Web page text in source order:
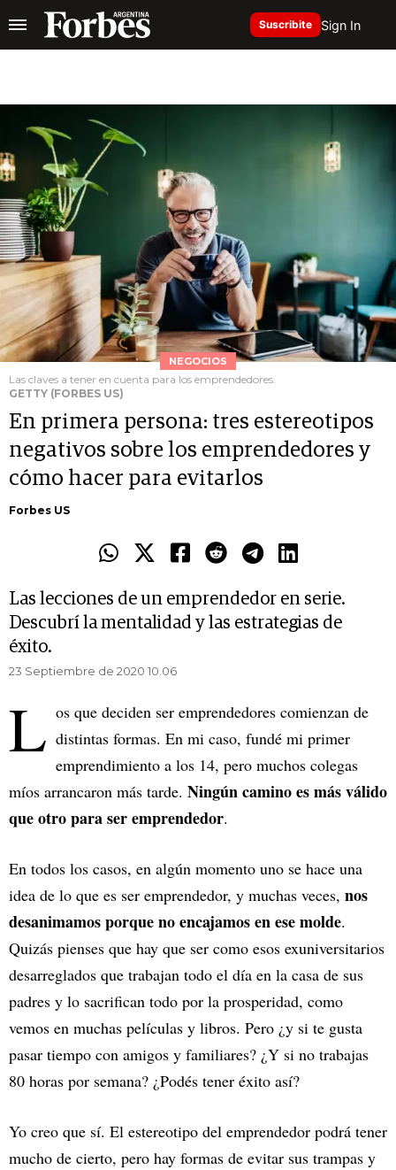
Suscribite Sign In
NEGOCIOS
Las claves a tener en cuenta para los emprendedores.
GETTY (FORBES US)
En primera persona: tres estereotipos
negativos sobre los emprendedores y
cómo hacer para evitarlos
Forbes US
Las lecciones de un emprendedor en serie.
Descubrí la mentalidad y las estrategias de
éxito.
23 Septiembre de 2020 10.06
L os que deciden ser emprendedores comienzan de
distintas formas. En mi caso, fundé mi primer
emprendimiento a los 14, pero muchos colegas
míos arrancaron más tarde. Ningún camino es más válido
que otro para ser emprendedor.
En todos los casos, en algún momento uno se hace una
idea de lo que es ser emprendedor, y muchas veces, nos
desanimamos porque no encajamos en ese molde.
Quizás pienses que hay que ser como esos exuniversitarios
desarreglados que trabajan todo el día en la casa de sus
padres y lo sacrifican todo por la prosperidad, como
vemos en muchas películas y libros. Pero ¿y si te gusta
pasar tiempo con amigos y familiares? ¿Y si no trabajas
80 horas por semana? ¿Podés tener éxito así?
Yo creo que sí. El estereotipo del emprendedor podrá tener
mucho de cierto, pero hay formas de evitar sus trampas y